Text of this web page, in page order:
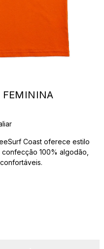
FEMININA
Coast oferece estilo
100% algodão,